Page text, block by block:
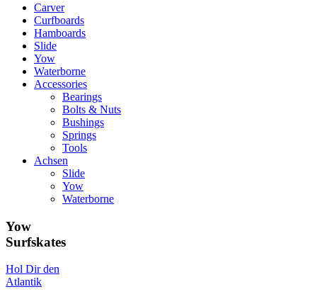
Carver
Curfboards
Hamboards
Slide
Yow
Waterborne
Accessories
Bearings
Bolts & Nuts
Bushings
Springs
Tools
Achsen
Slide
Yow
Waterborne
Yow
Surfskates
Hol Dir den
Atlantik